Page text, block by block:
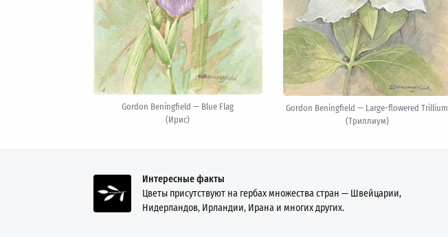
Gordon Beningfield — Blue Flag
(Ирис)
Gordon Beningfield — Large-flowered Trillium
(Триллиум)
Интересные факты
Цветы присутствуют на гербах множества стран — Швейцарии,
Нидерландов, Ирландии, Ирана и многих других.